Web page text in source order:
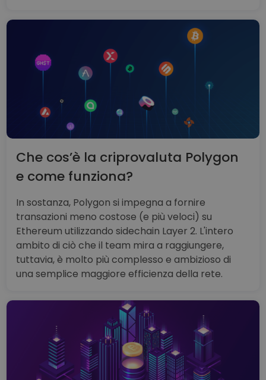
Che cos’è la criprovaluta Polygon
e come funziona?
In sostanza, Polygon si impegna a fornire
transazioni meno costose (e più veloci) su
Ethereum utilizzando sidechain Layer 2. L'intero
ambito di ciò che il team mira a raggiungere,
tuttavia, è molto più complesso e ambizioso di
una semplice maggiore efficienza della rete.